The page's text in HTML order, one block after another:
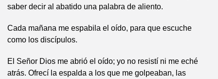
saber decir al abatido una palabra de aliento.
Cada mañana me espabila el oído, para que escuche
como los discípulos.
El Señor Dios me abrió el oído; yo no resistí ni me eché
atrás. Ofrecí la espalda a los que me golpeaban, las